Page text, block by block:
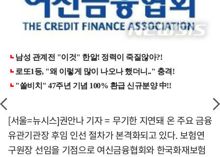
[서울=뉴시스]권안나 기자 = 무기한 지연돼 온 주요 금융
유관기관장 후임 인선 절차가 본격화되고 있다. 보험연
구원장 선임을 기점으로 여신금융협회와 한국화재보험